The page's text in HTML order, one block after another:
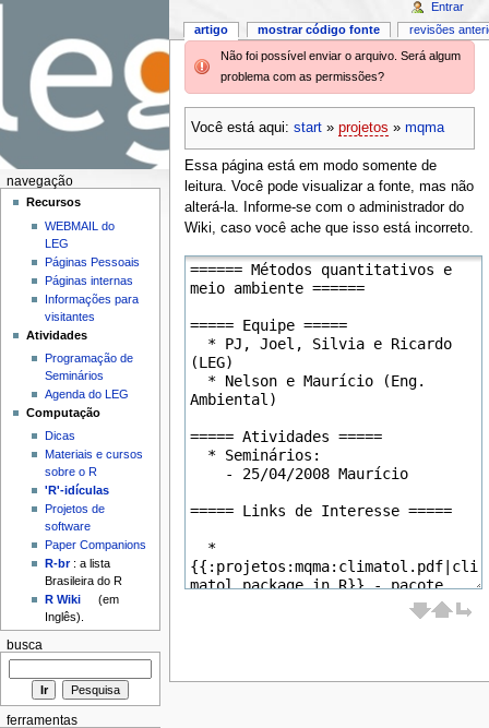
Não foi possível enviar o arquivo. Será algum
problema com as permissões?
Você está aqui: start» projetos » mqma
Essa página está em modo somente de
leitura. Você pode visualizar a fonte, mas não
alterá-la. Informe-se com o administrador do
Wiki, caso você ache que isso está incorreto.
artigo mostrar código fonte revisões
Entrar
navegação
Recursos
WEBMAIL do
LEG
Páginas Pessoais
Páginas internas
Informações para
visitantes
Atividades
Programação de
Seminários
Agenda do LEG
Computação
Dicas
Materiais e cursos
sobre o R
'R'-idículas
Projetos de
software
Paper Companions
R-br: a lista
Brasileira do R
R Wiki
(em
Inglês).
busca
ferramentas